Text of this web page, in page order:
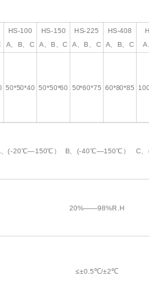
HS-100
A、B、C
HS-150
A、B、C
HS-225
A、B、C
HS-408
A、B、C
A
50*50*40 50*50*60 50*60*75 60*80*85
、(-20℃—150℃） B、(-40℃—150℃） C、
20%——98%R.H
≤±0.5℃/±2℃